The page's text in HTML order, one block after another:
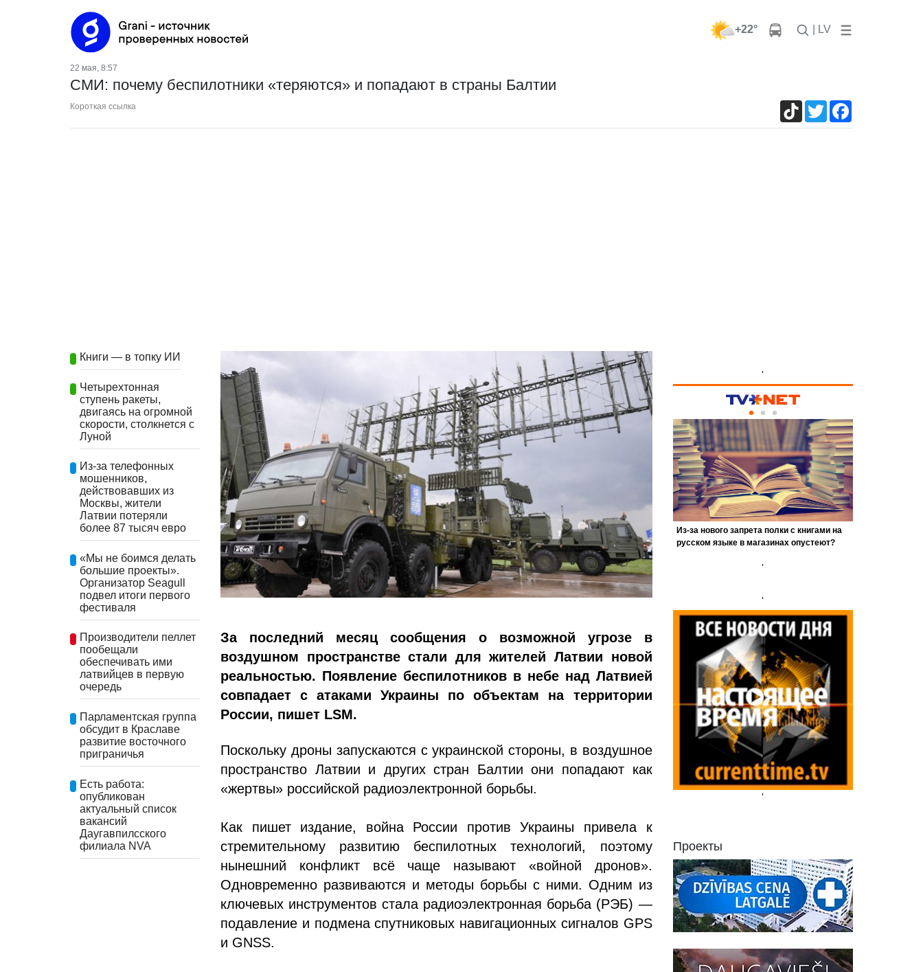
+22° | LV
22 мая, 8:57
СМИ: почему беспилотники «теряются» и попадают в страны Балтии
Короткая ссылка TikTokTwitter
Книги — в топку ИИ
Четырехтонная
ступень ракеты,
двигаясь на огромной
скорости, столкнется с
Луной
Из-за телефонных
мошенников,
действовавших из
Москвы, жители
Латвии потеряли
более 87 тысяч евро
«Мы не боимся делать
большие проекты».
Организатор Seagull
подвел итоги первого
фестиваля
Производители пеллет
пообещали
обеспечивать ими
латвийцев в первую
очередь
Парламентская группа
обсудит в Краславе
развитие восточного
приграничья
Есть работа:
опубликован
актуальный список
вакансий
Даугавпилсского
филиала NVA
За последний месяц сообщения о возможной угрозе в
воздушном пространстве стали для жителей Латвии новой
реальностью. Появление беспилотников в небе над Латвией
совпадает с атаками Украины по объектам на территории
России, пишет LSM.
Поскольку дроны запускаются с украинской стороны, в воздушное
пространство Латвии и других стран Балтии они попадают как
«жертвы» российской радиоэлектронной борьбы.
Как пишет издание, война России против Украины привела к
стремительному развитию беспилотных технологий, поэтому
нынешний конфликт всё чаще называют «войной дронов».
Одновременно развиваются и методы борьбы с ними. Одним из
ключевых инструментов стала радиоэлектронная борьба (РЭБ) —
подавление и подмена спутниковых навигационных сигналов GPS
и GNSS.
'
'
'
'
Проекты